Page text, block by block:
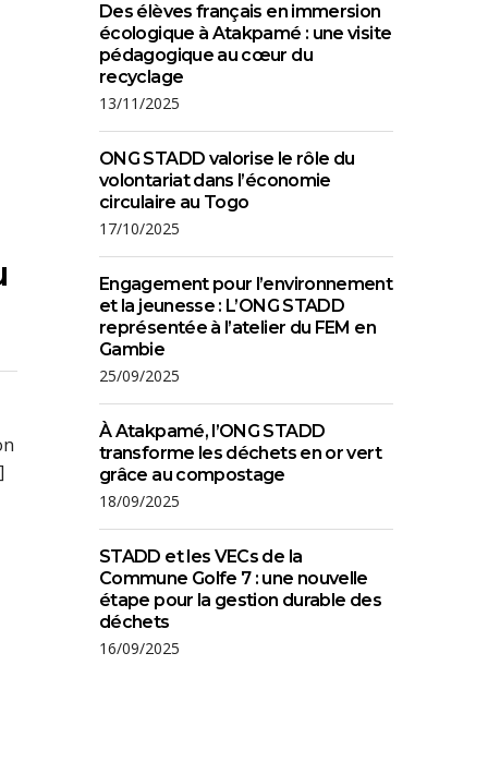
Des élèves français en immersion
écologique à Atakpamé : une visite
pédagogique au cœur du
recyclage
13/11/2025
ONG STADD valorise le rôle du
volontariat dans l’économie
circulaire au Togo
17/10/2025
Engagement pour l’environnement
et la jeunesse : L’ONG STADD
représentée à l’atelier du FEM en
Gambie
25/09/2025
À Atakpamé, l’ONG STADD
transforme les déchets en or vert
grâce au compostage
18/09/2025
STADD et les VECs de la
Commune Golfe 7 : une nouvelle
étape pour la gestion durable des
déchets
16/09/2025